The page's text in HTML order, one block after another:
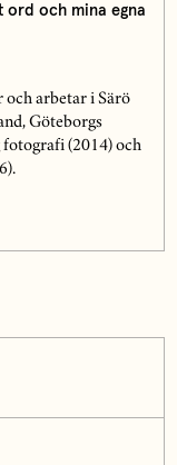
ord och mina egna
arbetar i Särö
Göteborgs
(2014) och